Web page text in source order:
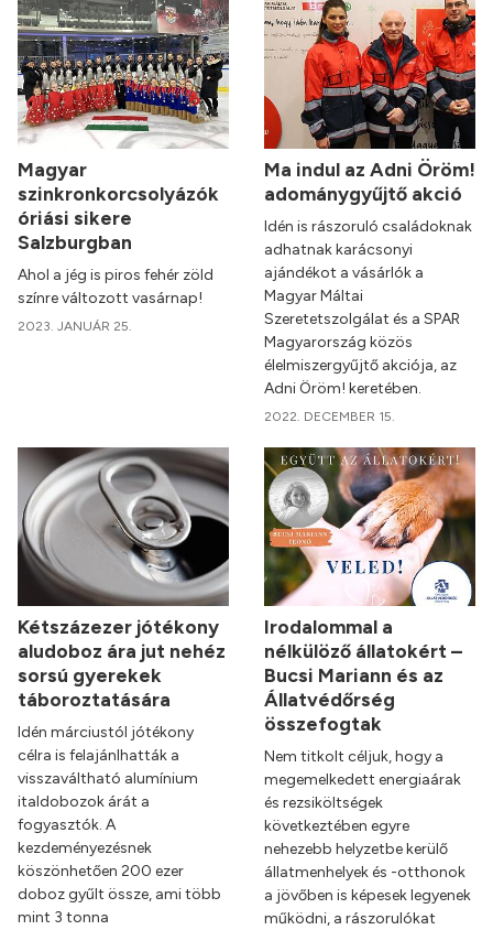
Magyar
szinkronkorcsolyázók
óriási sikere
Salzburgban
Ahol a jég is piros fehér zöld
színre változott vasárnap!
2023. JANUÁR 25.
Ma indul az Adni Öröm!
adománygyűjtő akció
Idén is rászoruló családoknak
adhatnak karácsonyi
ajándékot a vásárlók a
Magyar Máltai
Szeretetszolgálat és a SPAR
Magyarország közös
élelmiszergyűjtő akciója, az
Adni Öröm! keretében.
2022. DECEMBER 15.
Kétszázezer jótékony
aludoboz ára jut nehéz
sorsú gyerekek
táboroztatására
Idén márciustól jótékony
célra is felajánlhatták a
visszaváltható alumínium
italdobozok árát a
fogyasztók. A
kezdeményezésnek
köszönhetően 200 ezer
doboz gyűlt össze, ami több
mint 3 tonna
Irodalommal a
nélkülöző állatokért –
Bucsi Mariann és az
Állatvédőrség
összefogtak
Nem titkolt céljuk, hogy a
megemelkedett energiaárak
és rezsiköltségek
következtében egyre
nehezebb helyzetbe kerülő
állatmenhelyek és -otthonok
a jövőben is képesek legyenek
működni, a rászorulókat